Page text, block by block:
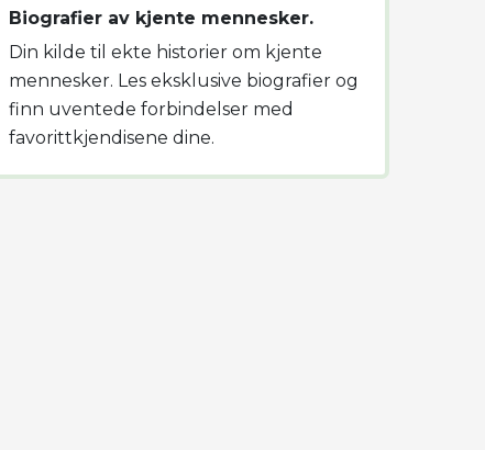
Biografier av kjente mennesker.
Din kilde til ekte historier om kjente
mennesker. Les eksklusive biografier og
finn uventede forbindelser med
favorittkjendisene dine.